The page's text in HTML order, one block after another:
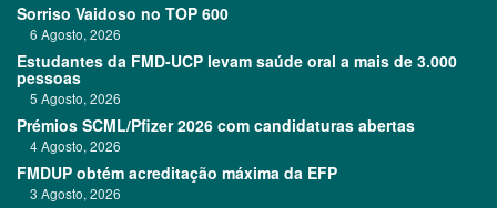
Sorriso Vaidoso no TOP 600
6 Agosto, 2026
Estudantes da FMD-UCP levam saúde oral a mais de 3.000
pessoas
5 Agosto, 2026
Prémios SCML/Pfizer 2026 com candidaturas abertas
4 Agosto, 2026
FMDUP obtém acreditação máxima da EFP
3 Agosto, 2026